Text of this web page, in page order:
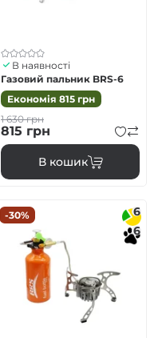
В наявності
Газовий пальник BRS-6
Економія 815 грн
1 630грн
815 грн
В кошик
-30%
6
6